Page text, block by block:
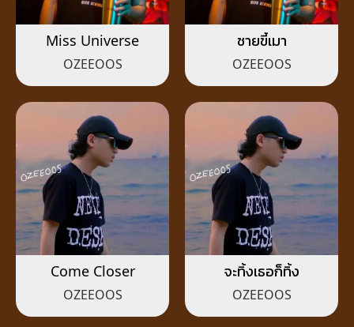
Miss Universe
OZEEOOS
ชายขี้เมา
OZEEOOS
Come Closer
OZEEOOS
จะทิ้งเธอก็ทิ้ง
OZEEOOS